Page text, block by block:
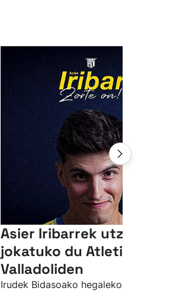
Asier Iribarrek utzita
jokatuko du Atletico
Valladoliden
Irudek Bidasoako hegalekoa